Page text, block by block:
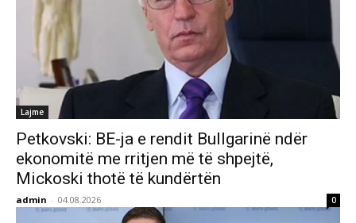
Lajme
Petkovski: BE-ja e rendit Bullgarinë ndër
ekonomitë me rritjen më të shpejtë,
Mickoski thotë të kundërtën
admin - 04.08.2026 0